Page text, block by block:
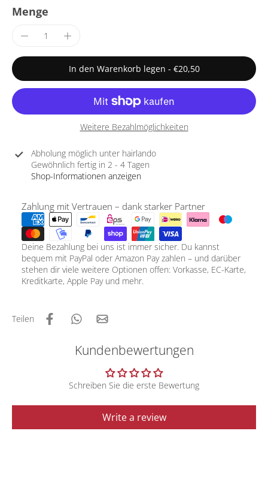
Menge
In den Warenkorb legen - €20,50
Weitere Bezahlmöglichkeiten
Abholung möglich unter hairlando
Gewöhnlich fertig in 2 - 4 Tagen
Shop-Informationen anzeigen
Zahlung mit Vertrauen – dank starker Partner
Deine Bezahlung bei uns ist immer sicher. Du kannst
bequem mit PayPal oder Amazon Pay zahlen – und darüber
stehen dir viele weitere Optionen offen: Vorkasse, EC-Karte,
Kreditkarte, Apple Pay und mehr.
Teilen
Kundenbewertungen
Schreiben Sie die erste Bewertung
Write a review